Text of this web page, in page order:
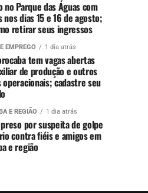
Parque das Águas com
nos dias 15 e 16 de agosto;
retirar seus ingressos
EMPREGO 1 dia atrás
tem vagas abertas
de produção e outros
cadastre seu
E REGIÃO 1 dia atrás
por suspeita de golpe
contra fiéis e amigos em
e região